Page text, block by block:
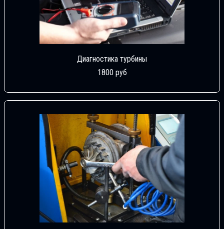
Диагностика турбины
1800 руб